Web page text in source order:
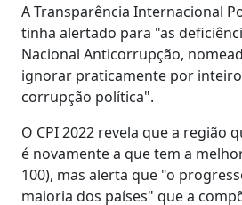
A Transparência Internacional
tinha alertado para "as
Nacional Anticorrupção,
ignorar praticamente por
corrupção política".
O CPI 2022 revela que a região
é novamente a que tem a
100), mas alerta que "o
maioria dos países" que a